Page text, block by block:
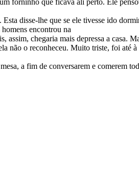
disse-lhe que se ele tivesse ido
encontrou na
chegaria mais depressa a casa.
não o reconheceu. Muito triste, foi até
a fim de conversarem e comerem